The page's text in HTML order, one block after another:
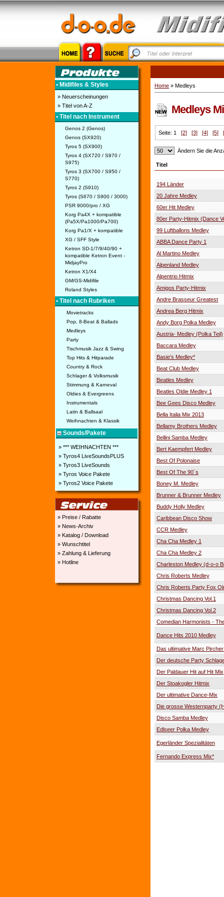
• Midifiles & Styles
» Neuerscheinungen
» Titel von A-Z
• Titel nach Instrument
Genos 2 (Genos)
Genos (SX920)
Tyros 5 (SX900)
Tyros 4 (SX720 / S970 /
S975)
Tyros 3 (SX700 / S950 /
S770)
Tyros 2 (S910)
Tyros (S670 / S900 / 3000)
PSR 9000/pro / XG
Korg Pa4X + kompatible
(Pa5X/Pa1000/Pa700)
Korg Pa1/X + kompatible
XG / SFF Style
Ketron SD-1/7/9/40/90 +
kompatible Ketron Event -
MidjayPro
Ketron X1/X4
GM/GS-Midifile
Roland Styles
• Titel nach Rubriken
Movietracks
Pop, 8-Beat & Ballads
Medleys
Party
Tischmusik Jazz & Swing
Top Hits & Hitparade
Country & Rock
Schlager & Volksmusik
Stimmung & Karneval
Oldies & Evergreens
Instrumentals
Latin & Ballsaal
Weihnachten & Klassik
Sounds/Pakete
» *** WEIHNACHTEN ***
» Tyros4 LiveSoundsPLUS
» Tyros3 LiveSounds
» Tyros Voice Pakete
» Tyros2 Voice Pakete
» Preise / Rabatte
» News-Archiv
» Katalog / Download
» Wunschtitel
» Zahlung & Lieferung
» Hotline
Home » Medleys
Medleys
Seite: 1 [2] [3] [4] [5]
Ändern Sie die
Titel
194 Länder
20 Jahre Medley
60er Hit Medley
80er Party-Hitmix (Dance
99 Luftballons Medley
ABBA Dance Party 1
Al Martino Medley
Alpenland Medley
Alpentrio Hitmix
Amigos Party-Hitmix
Andre Brasseur Greatest
Andrea Berg Hitmix
Andy Borg Polka Medley
Austria- Medley (Polka Teil)
Baccara Medley
Basie's Medley*
Beat Club Medley
Beatles Medley
Beatles Oldie Medley 1
Bee Gees Disco Medley
Bella Italia Mix 2013
Bellamy Brothers Medley
Bellini Samba Medley
Bert Kaempfert Medley
Best Of Polonaise
Best Of The 90´s
Boney M. Medley
Brunner & Brunner Medley
Buddy Holly Medley
Caribbean Disco Show
CCR Medley
Cha Cha Medley 1
Cha Cha Medley 2
Charleston Medley (d-o-o
Chris Roberts Medley
Chris Roberts Party Fox
Christmas Dancing Vol.1
Christmas Dancing Vol.2
Comedian Harmonists -
Dance Hits 2010 Medley
Das ultimative Marc
Der deutsche Party
Der Paldauer Hit auf Hit Mix
Der Stoakogler Hitmix
Der ultimative Dance-Mix
Die grosse Westernparty
Disco Samba Medley
Edlseer Polka Medley
Egerländer Spezialitäten
Fernando Express Mix*